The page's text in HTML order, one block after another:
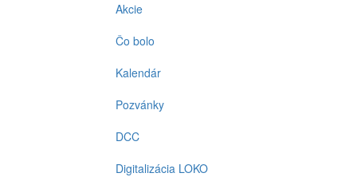
Akcie
Čo bolo
Kalendár
Pozvánky
DCC
Digitalizácia LOKO